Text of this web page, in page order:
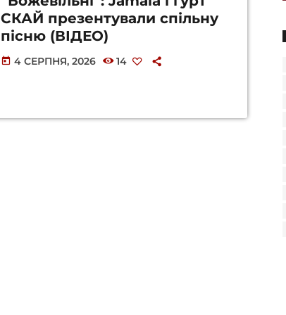
СКАЙ презентували спільну
пісню (ВІДЕО)
today 4 СЕРПНЯ, 2026 14